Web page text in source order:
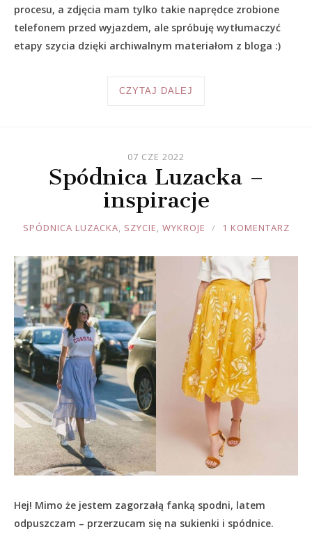
procesu, a zdjęcia mam tylko takie naprędce zrobione
telefonem przed wyjazdem, ale spróbuję wytłumaczyć
etapy szycia dzięki archiwalnym materiałom z bloga :)
CZYTAJ DALEJ
07 CZE 2022
Spódnica Luzacka –
inspiracje
JOULE
SPÓDNICA LUZACKA, SZYCIE, WYKROJE 1 KOMENTARZ
Hej! Mimo że jestem zagorzałą fanką spodni, latem
odpuszczam – przerzucam się na sukienki i spódnice.